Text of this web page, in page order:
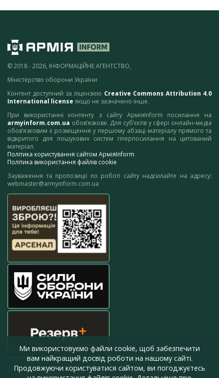
© 2018 - 2026, ІНФОРМАЦІЙНЕ АГЕНТСТВО,
Міністерство оборони України
Контент доступний за ліцензією Creative Commons Attribution 4.0
International license якщо не зазначено інше.
При використанні контенту з сайту АрміяInform посилання на
armyinform.com.ua обов’язкове. Для суб’єктів у сфері онлайн-медіа
обов’язковим є розміщення у першому абзаці матеріалу прямого та
відкритого для пошукових систем гіперпосилання на цитований
матеріал.
Політика користування сайтом АрміяInform
Політика використання файлів cookie
Зауваження та пропозиції по роботі сайту надсилайте на адресу:
webmaster@armyinform.com.ua
press@armyinform.com.ua
Ми використовуємо файли cookie, щоб забезпечити
вам найкращий досвід роботи на нашому сайті.
Продовжуючи користуватися сайтом, ви погоджуєтесь